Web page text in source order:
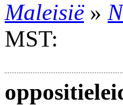
Maleisië»
MST: